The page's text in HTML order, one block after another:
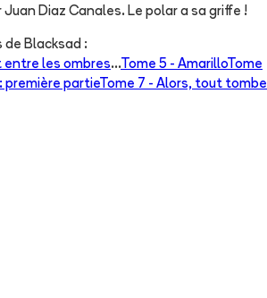
Diaz Canales. Le polar a sa griffe !
de Blacksad :
entre les ombres...Tome 5 - AmarilloTome
première partieTome 7 - Alors, tout tombe